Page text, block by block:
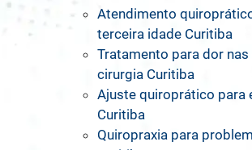
Atendimento
terceira idade Curitiba
Tratamento para dor
cirurgia Curitiba
Ajuste quiroprático para
Curitiba
Quiropraxia para